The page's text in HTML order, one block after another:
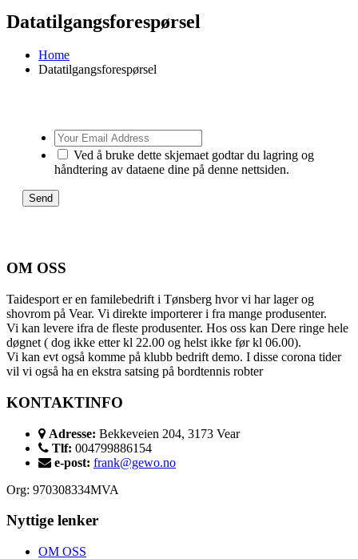
Datatilgangsforespørsel
Home
Datatilgangsforespørsel
Your
Email
Address
Ved å bruke dette skjemaet godtar du lagring og
håndtering av dataene dine på denne nettsiden.
OM OSS
Taidesport er en familebedrift i Tønsberg hvor vi har lager og
shovrom på Vear. Vi direkte importerer i fra mange produsenter.
Vi kan levere ifra de fleste produsenter. Hos oss kan Dere ringe hele
døgnet ( dog ikke etter kl 22.00 og helst ikke før kl 06.00).
Vi kan evt også komme på klubb bedrift demo. I disse corona tider
vil vi også ha en ekstra satsing på bordtennis robter
KONTAKTINFO
Adresse: Bekkeveien 204, 3173 Vear
Tlf: 004799886154
e-post: frank@gewo.no
Org: 970308334MVA
Nyttige lenker
OM OSS